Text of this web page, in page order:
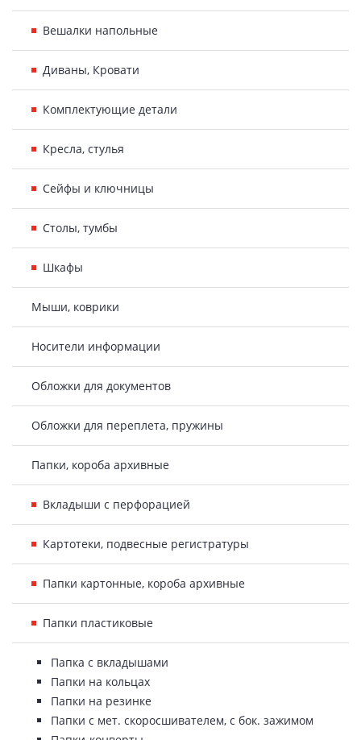
Вешалки напольные
Диваны, Кровати
Комплектующие детали
Кресла, стулья
Сейфы и ключницы
Столы, тумбы
Шкафы
Мыши, коврики
Носители информации
Обложки для документов
Обложки для переплета, пружины
Папки, короба архивные
Вкладыши с перфорацией
Картотеки, подвесные регистратуры
Папки картонные, короба архивные
Папки пластиковые
Папка с вкладышами
Папки на кольцах
Папки на резинке
Папки с мет. скоросшивателем, с бок. зажимом